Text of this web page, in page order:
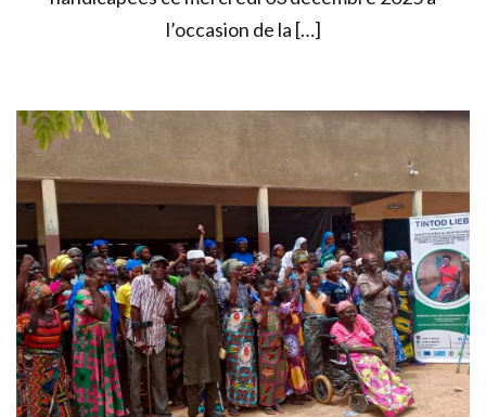
l’occasion de la […]